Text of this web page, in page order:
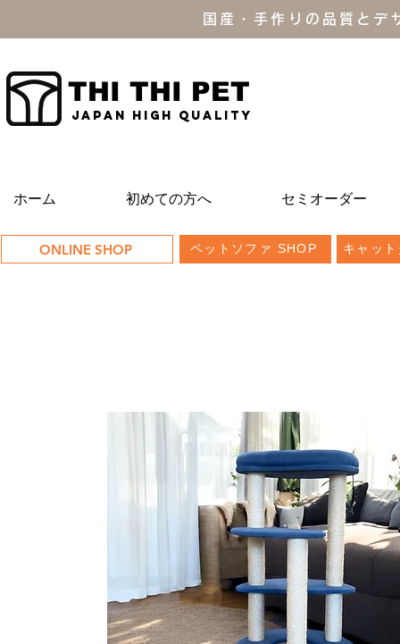
国産・手作りの品質と
THI THI PET
JAPAN high quality
ホーム 初めての方へ セミオーダー
ONLINE SHOP ペットソファ SHOP キャッ